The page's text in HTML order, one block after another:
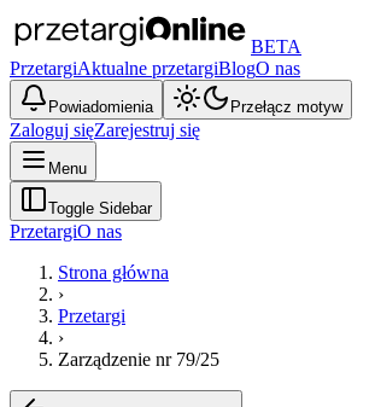
BETA
PrzetargiAktualne przetargiBlogO nas
Powiadomienia Przełącz motyw
Zaloguj sięZarejestruj się
Menu
Toggle Sidebar
PrzetargiO nas
Strona główna
›
Przetargi
›
Zarządzenie nr 79/25